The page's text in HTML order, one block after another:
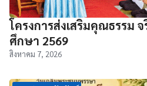
โครงการส่งเสริมคุณธรรม
ศึกษา 2569
สิงหาคม 7, 2026